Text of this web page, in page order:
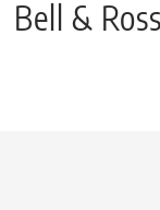
Bell &